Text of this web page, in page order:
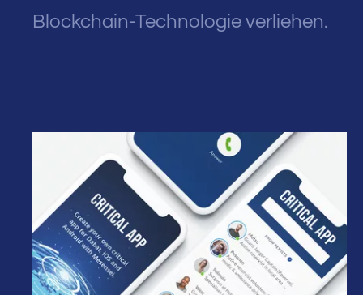
Blockchain-Technologie verliehen.